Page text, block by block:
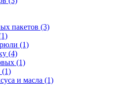
пакетов (3)
(1)
(4)
(1)
(1)
и масла (1)